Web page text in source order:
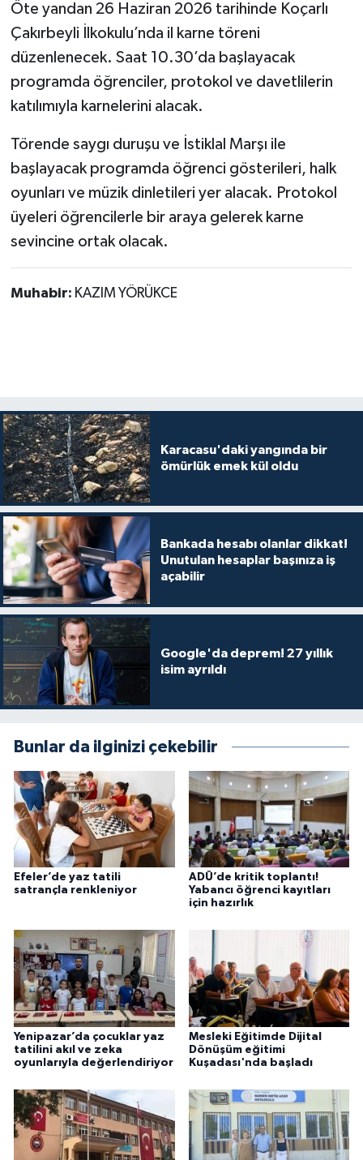
Öte yandan 26 Haziran 2026 tarihinde Koçarlı
Çakırbeyli İlkokulu’nda il karne töreni
düzenlenecek. Saat 10.30’da başlayacak
programda öğrenciler, protokol ve davetlilerin
katılımıyla karnelerini alacak.
Törende saygı duruşu ve İstiklal Marşı ile
başlayacak programda öğrenci gösterileri, halk
oyunları ve müzik dinletileri yer alacak. Protokol
üyeleri öğrencilerle bir araya gelerek karne
sevincine ortak olacak.
Muhabir: KAZIM YÖRÜKCE
Karacasu'daki yangında bir
ömürlük emek kül oldu
Bankada hesabı olanlar dikkat!
Unutulan hesaplar başınıza iş
açabilir
Google'da deprem! 27 yıllık
isim ayrıldı
Bunlar da ilginizi çekebilir
Efeler’de yaz tatili
satrançla renkleniyor
ADÜ’de kritik toplantı!
Yabancı öğrenci kayıtları
için hazırlık
Yenipazar’da çocuklar yaz
tatilini akıl ve zeka
oyunlarıyla değerlendiriyor
Mesleki Eğitimde Dijital
Dönüşüm eğitimi
Kuşadası'nda başladı